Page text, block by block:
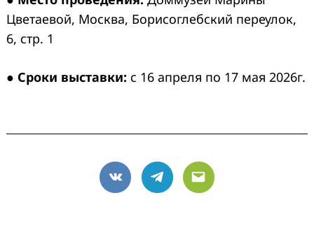
Цветаевой, Москва, Борисоглебский переулок,
6, стр. 1
● Сроки выставки: с 16 апреля по 17 мая 2026г.
VK Telegram
Email